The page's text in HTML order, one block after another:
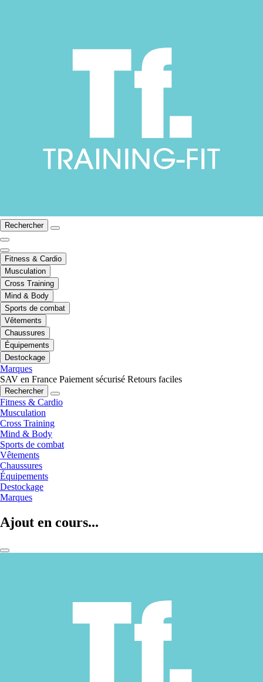
Rechercher
Fitness & Cardio
Musculation
Cross Training
Mind & Body
Sports de combat
Vêtements
Chaussures
Équipements
Destockage
Marques
SAV en France Paiement sécurisé Retours faciles
Rechercher
Fitness & Cardio
Musculation
Cross Training
Mind & Body
Sports de combat
Vêtements
Chaussures
Équipements
Destockage
Marques
Ajout en cours...